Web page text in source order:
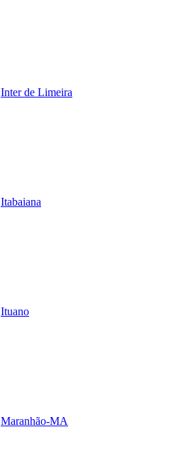
Inter de Limeira
Itabaiana
Ituano
Maranhão-MA